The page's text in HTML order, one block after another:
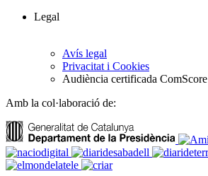
Legal
Avís legal
Privacitat i Cookies
Audiència certificada ComScore
Amb la col·laboració de: